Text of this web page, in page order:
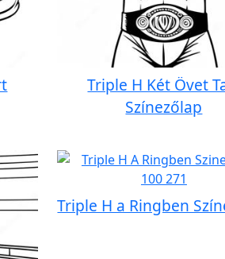
Triple H Két Övet
Színezőlap
Triple H a Ringben